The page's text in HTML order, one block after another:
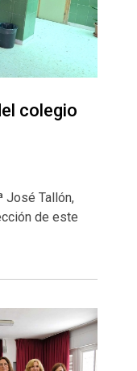
colegio
José Tallón,
de este